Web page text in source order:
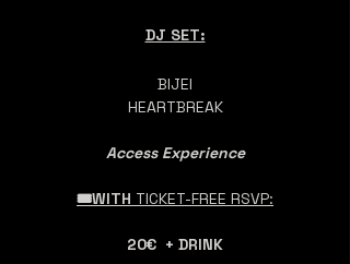
DJ SET:
BIJEI
HEARTBREAK
Access Experience
🎟️WITH TICKET-FREE RSVP:
20€  + DRINK